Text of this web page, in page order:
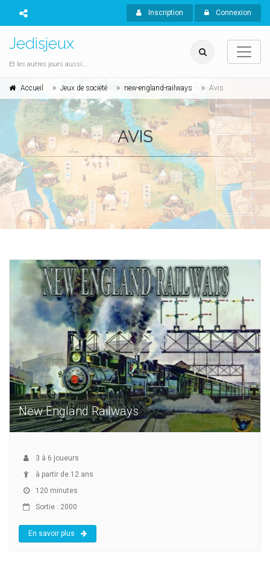
Inscription Connexion
Jedisjeux
Et les autres jours aussi...
Accueil Jeux de société new-england-railways Avis
AVIS
New England Railways
3 à 6 joueurs
à partir de 12 ans
120 minutes
Sortie : 2000
En savoir plus